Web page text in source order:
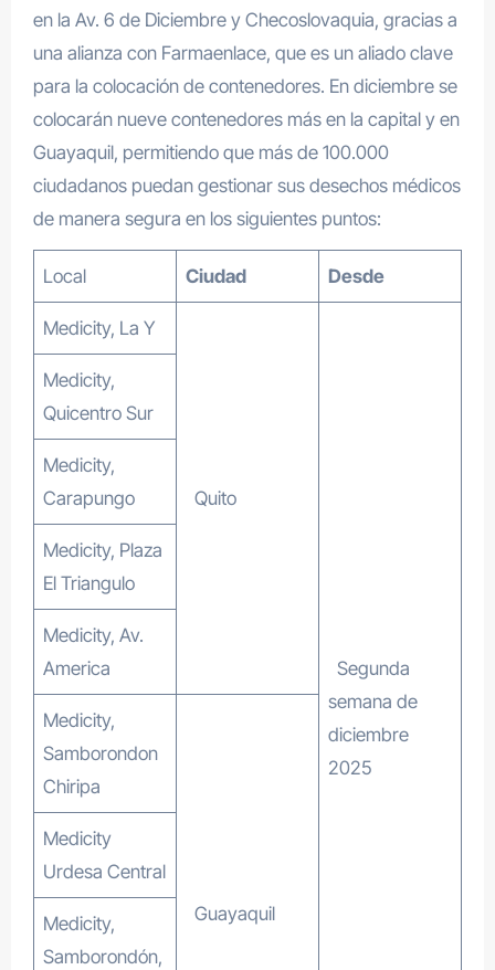
en la Av. 6 de Diciembre y Checoslovaquia, gracias a
una alianza con Farmaenlace, que es un aliado clave
para la colocación de contenedores. En diciembre se
colocarán nueve contenedores más en la capital y en
Guayaquil, permitiendo que más de 100.000
ciudadanos puedan gestionar sus desechos médicos
de manera segura en los siguientes puntos:
Local Ciudad Desde
Medicity, La Y
Quito
Segunda
semana de
diciembre
2025
Medicity,
Quicentro Sur
Medicity,
Carapungo
Medicity, Plaza
El Triangulo
Medicity, Av.
America
Medicity,
Samborondon
Chiripa
Guayaquil
Medicity
Urdesa Central
Medicity,
Samborondón,